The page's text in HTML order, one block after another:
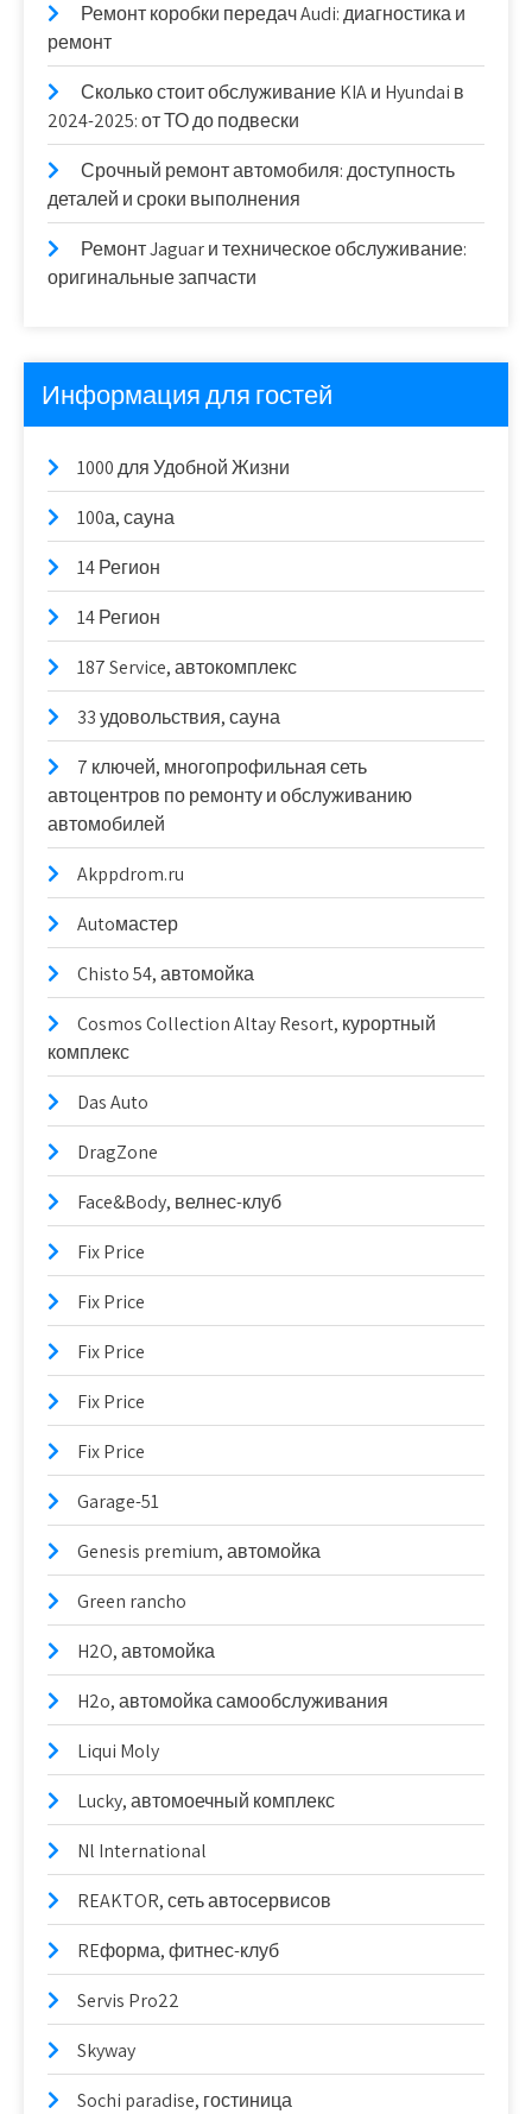
Ремонт коробки передач Audi: диагностика и
ремонт
Сколько стоит обслуживание KIA и Hyundai в
2024-2025: от ТО до подвески
Срочный ремонт автомобиля: доступность
деталей и сроки выполнения
Ремонт Jaguar и техническое обслуживание:
оригинальные запчасти
Информация для гостей
1000 для Удобной Жизни
100а, сауна
14 Регион
14 Регион
187 Service, автокомплекс
33 удовольствия, сауна
7 ключей, многопрофильная сеть
автоцентров по ремонту и обслуживанию
автомобилей
Akppdrom.ru
Autoмастер
Chisto 54, автомойка
Cosmos Collection Altay Resort, курортный
комплекс
Das Auto
DragZone
Face&Body, велнес-клуб
Fix Price
Fix Price
Fix Price
Fix Price
Fix Price
Garage-51
Genesis premium, автомойка
Green rancho
H2O, автомойка
H2o, автомойка самообслуживания
Liqui Moly
Lucky, автомоечный комплекс
Nl International
REAKTOR, сеть автосервисов
REформа, фитнес-клуб
Servis Pro22
Skyway
Sochi paradise, гостиница